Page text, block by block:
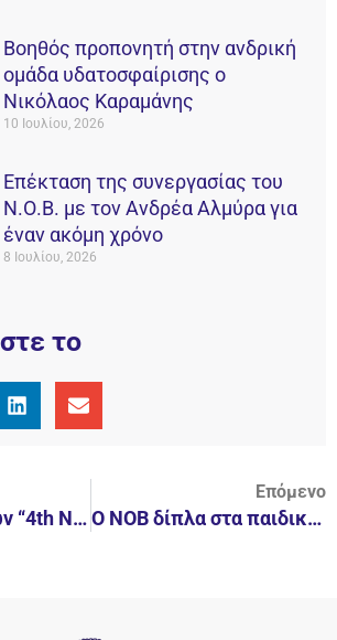
Βοηθός προπονητή στην ανδρική
ομάδα υδατοσφαίρισης ο
Νικόλαος Καραμάνης
10 Ιουλίου, 2026
Επέκταση της συνεργασίας του
Ν.Ο.Β. με τον Ανδρέα Αλμύρα για
έναν ακόμη χρόνο
8 Ιουλίου, 2026
το
Τουρνουά παίδων “4th Nireas Lamias International Christmas Cup”
Επόμενο
Ο ΝΟΒ δίπλα στα παιδικά χωριά SOS